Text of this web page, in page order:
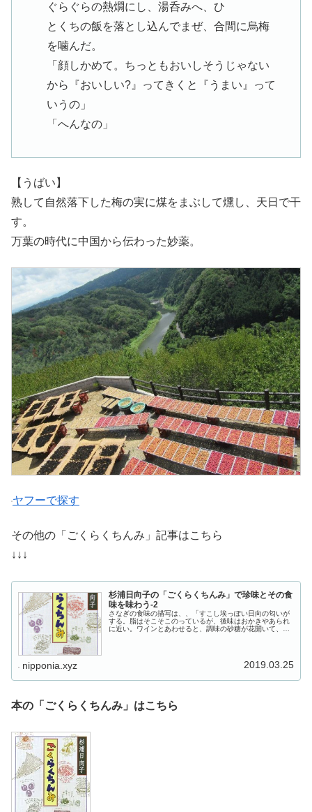
ぐらぐらの熱燗にし、湯呑みへ、ひ
とくちの飯を落とし込んでまぜ、合間に烏梅
を噛んだ。
「顔しかめて。ちっともおいしそうじゃない
から『おいしい?』ってきくと『うまい』って
いうの」
「へんなの」
【うばい】
熟して自然落下した梅の実に煤をまぶして燻し、天日で干
す。
万葉の時代に中国から伝わった妙薬。
ヤフーで探す
その他の「ごくらくちんみ」記事はこちら
↓↓↓
杉浦日向子の「ごくらくちんみ」で珍味とその食
味を味わう-2
さなぎの食味の描写は、、「すこし埃っぽい日向の匂いが
する。脂はそこそこのっているが、後味はおかきやあられ
に近い。ワインとあわせると、調味の砂糖が花開いて、わ
nipponia.xyz 2019.03.25
本の「ごくらくちんみ」はこちら